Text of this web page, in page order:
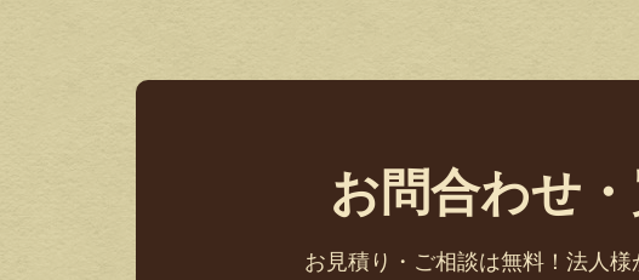
お問合わせ
お見積り・ご相談は無料！法人様